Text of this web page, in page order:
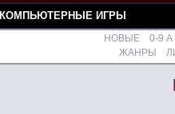
КОМПЬЮТЕРНЫЕ ИГРЫ
НОВЫЕ 0-9 A
ЖАНРЫ